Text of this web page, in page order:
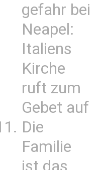
gefahr bei
Neapel:
Italiens
Kirche
ruft zum
Gebet auf
Die
Familie
ist das